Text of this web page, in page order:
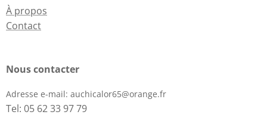
À propos
Contact
Nous contacter
Adresse e-mail: auchicalor65@orange.fr
Tel: 05 62 33 97 79